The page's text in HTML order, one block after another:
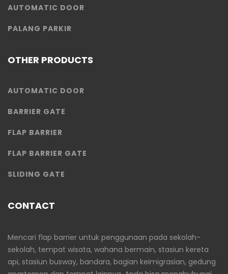
AUTOMATIC DOOR
PALANG PARKIR
OTHER PRODUCTS
AUTOMATIC DOOR
BARRIER GATE
FLAP BARRIER
FLAP BARRIER GATE
SLIDING GATE
CONTACT
Mencari flap barrier untuk penggunaan pada sekolah-
sekolah, tempat wisata, wahana bermain, stasiun kereta
api, stasiun busway, bandara, bagian keimigrasian, gedung